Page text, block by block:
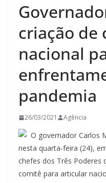
criação de
nacional
pandemia
26/03/2021 Agência